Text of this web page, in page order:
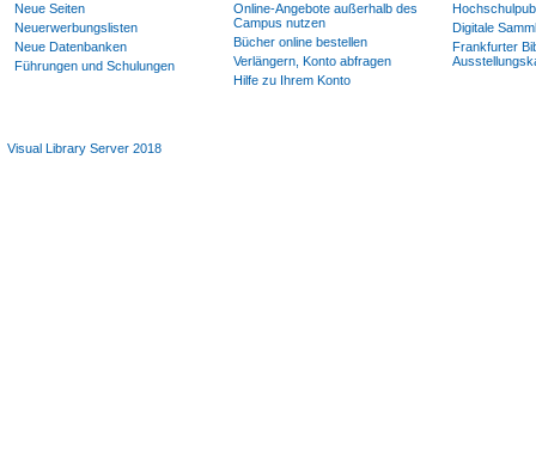
Neue Seiten
Neuerwerbungslisten
Neue Datenbanken
Führungen und Schulungen
Online-Angebote außerhalb des
Campus nutzen
Bücher online bestellen
Verlängern, Konto abfragen
Hilfe zu Ihrem Konto
Digitale
Frankfurter
Visual Library Server 2018